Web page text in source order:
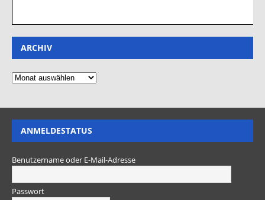
ARCHIV
ANMELDESTATUS
Benutzername oder E-Mail-Adresse
Passwort